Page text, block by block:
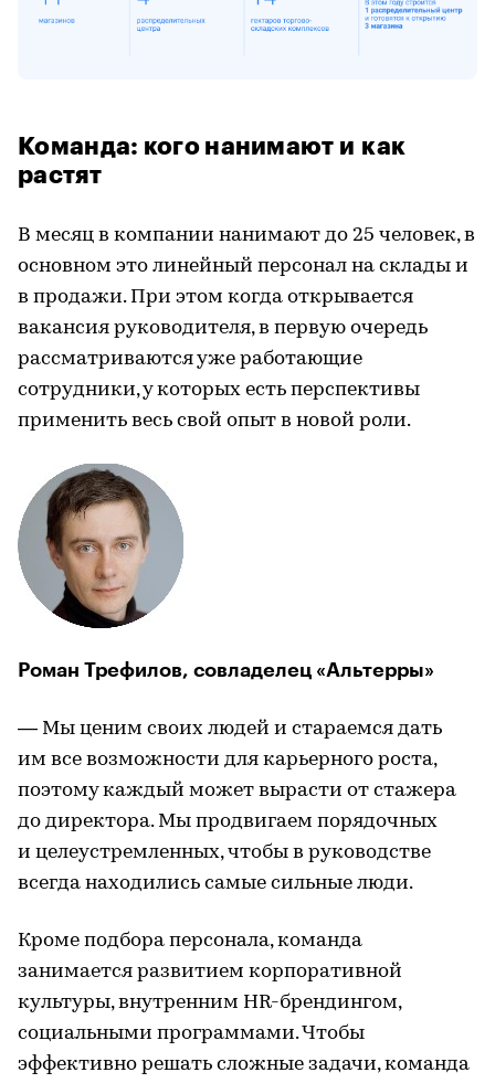
Команда: кого нанимают и как
растят
В месяц в компании нанимают до 25 человек, в
основном это линейный персонал на склады и
в продажи. При этом когда открывается
вакансия руководителя, в первую очередь
рассматриваются уже работающие
сотрудники, у которых есть перспективы
применить весь свой опыт в новой роли.
Роман Трефилов, совладелец «Альтерры»
— Мы ценим своих людей и стараемся дать
им все возможности для карьерного роста,
поэтому каждый может вырасти от стажера
до директора. Мы продвигаем порядочных
и целеустремленных, чтобы в руководстве
всегда находились самые сильные люди.
Кроме подбора персонала, команда
занимается развитием корпоративной
культуры, внутренним HR-брендингом,
социальными программами. Чтобы
эффективно решать сложные задачи, команда